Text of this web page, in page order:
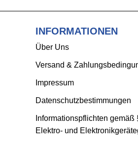
INFORMATIONEN
Über Uns
Versand &
Impressum
Datenschutzbestimmungen
Informationspflichten gemäß
Elektro- und